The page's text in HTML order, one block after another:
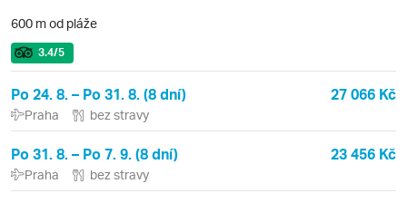
600 m od pláže
3.4/5
Po 24. 8. – Po 31. 8. (8 dní) 27 066 Kč
Praha bez stravy
Po 31. 8. – Po 7. 9. (8 dní) 23 456 Kč
Praha bez stravy